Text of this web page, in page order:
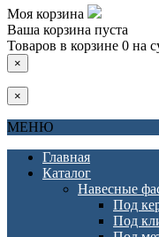
Моя корзина
Ваша корзина пуста
Товаров в корзине 0 на
×
×
МЕНЮ
Главная
Каталог
Навесные
Под
Под